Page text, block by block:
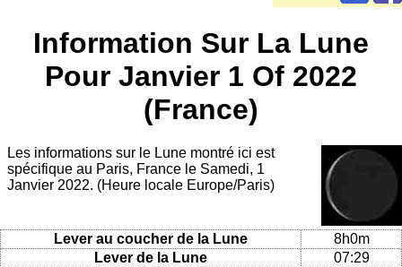
Information Sur La Lune
Pour Janvier 1 Of 2022
(France)
Les informations sur le Lune montré ici est
spécifique au Paris, France le Samedi, 1
Janvier 2022. (Heure locale Europe/Paris)
Lever au coucher de la Lune
8h0m
Lever de la Lune
07:29